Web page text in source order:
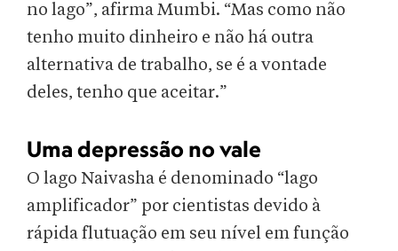
no lago”, afirma Mumbi. “Mas como não
tenho muito dinheiro e não há outra
alternativa de trabalho, se é a vontade
deles, tenho que aceitar.”
Uma depressão no vale
O lago Naivasha é denominado “lago
amplificador” por cientistas devido à
rápida flutuação em seu nível em função